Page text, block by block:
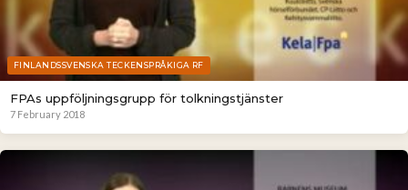
FINLANDSSVENSKA TECKENSPRÅKIGA RF
FPAs uppföljningsgrupp för tolkningstjänster
7 February 2018